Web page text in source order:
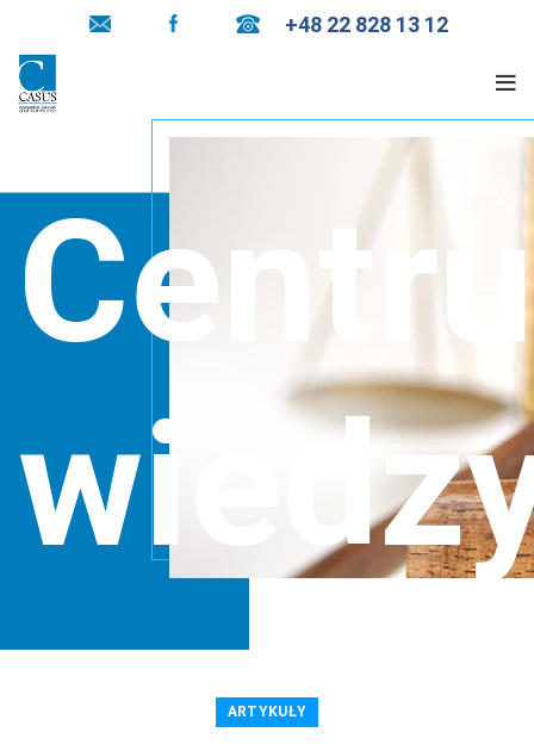
+48 22 828 13 12
ARTYKUŁY